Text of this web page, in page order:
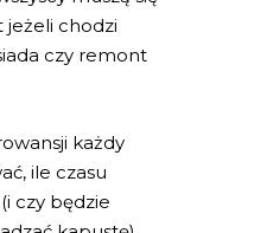
jeżeli chodzi
czy remont
każdy
ile czasu
czy będzie